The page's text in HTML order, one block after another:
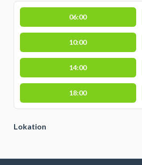
06:00
10:00
14:00
18:00
Lokation